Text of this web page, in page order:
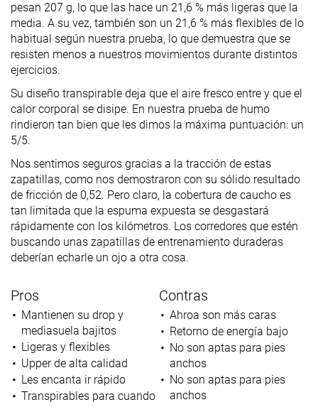
pesan 207 g, lo que las hace un 21,6 % más ligeras que la
media. A su vez, también son un 21,6 % más flexibles de lo
habitual según nuestra prueba, lo que demuestra que se
resisten menos a nuestros movimientos durante distintos
ejercicios.
Su diseño transpirable deja que el aire fresco entre y que el
calor corporal se disipe. En nuestra prueba de humo
rindieron tan bien que les dimos la máxima puntuación: un
5/5.
Nos sentimos seguros gracias a la tracción de estas
zapatillas, como nos demostraron con su sólido resultado
de fricción de 0,52. Pero claro, la cobertura de caucho es
tan limitada que la espuma expuesta se desgastará
rápidamente con los kilómetros. Los corredores que estén
buscando unas zapatillas de entrenamiento duraderas
deberían echarle un ojo a otra cosa.
Pros
Mantienen su drop y
mediasuela bajitos
Ligeras y flexibles
Upper de alta calidad
Les encanta ir rápido
Transpirables para cuando
Contras
Ahroa son más caras
Retorno de energía bajo
No son aptas para pies
anchos
No son aptas para pies
anchos